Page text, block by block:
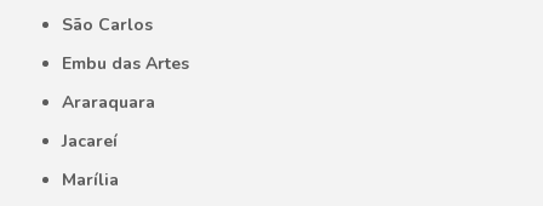
São Carlos
Embu das Artes
Araraquara
Jacareí
Marília